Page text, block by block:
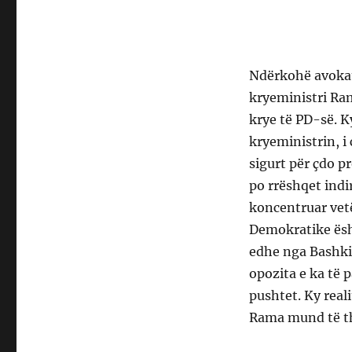
Ndërkohë
kryeministri
krye të PD-së.
kryeministrin, i
sigurt për çdo
po rrëshqet
koncentruar
Demokratike
edhe nga
opozita e ka të
pushtet. Ky
Rama mund të